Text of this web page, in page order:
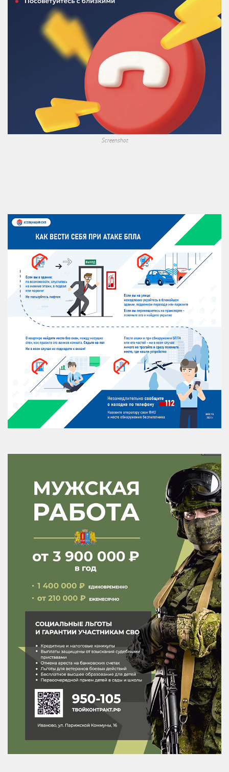
Screenshot